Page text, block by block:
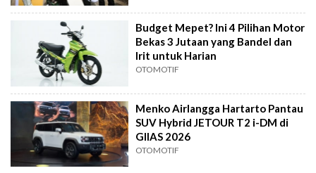
Budget Mepet? Ini 4 Pilihan Motor
Bekas 3 Jutaan yang Bandel dan
Irit untuk Harian
OTOMOTIF
Menko Airlangga Hartarto Pantau
SUV Hybrid JETOUR T2 i-DM di
GIIAS 2026
OTOMOTIF